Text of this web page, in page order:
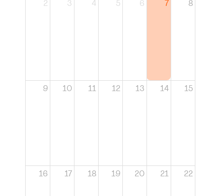
2 3 4 5 6 7 8
9 10 11 12 13 14 15
16 17 18 19 20 21 22